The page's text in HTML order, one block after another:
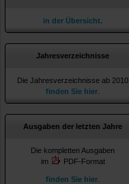
in der Übersicht.
Jahresverzeichnisse
Die Jahresverzeichnisse ab 2010
finden Sie hier
Ausgaben der letzten Jahre
Die kompletten Ausgaben
im
PDF-Format
finden Sie hier